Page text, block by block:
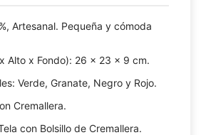
Artesanal. Pequeña y cómoda
Alto x Fondo): 26 x 23 x 9 cm.
Verde, Granate, Negro y Rojo.
Cremallera.
con Bolsillo de Cremallera.